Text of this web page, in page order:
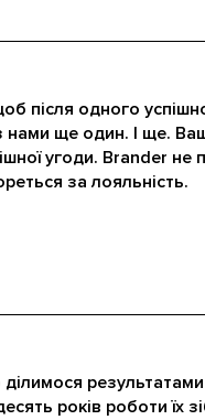
після одного
нами ще один. І ще.
угоди. Brander не
за лояльність.
років роботи їх